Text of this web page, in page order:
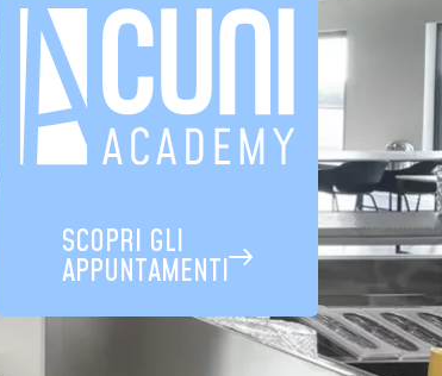
SCOPRI GLI
APPUNTAMENTI